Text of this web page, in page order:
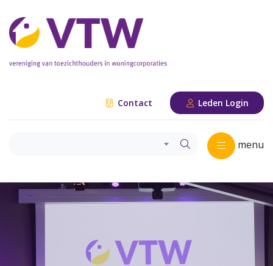
Contact Leden Login
menu